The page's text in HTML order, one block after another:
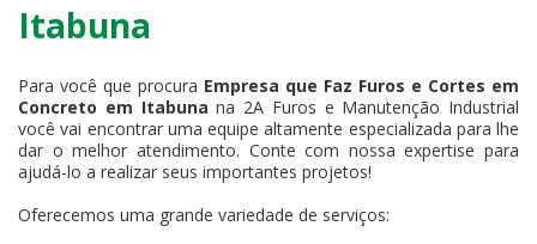
Itabuna
Para você que procura Empresa que Faz Furos e Cortes em
Concreto em Itabuna na 2A Furos e Manutenção Industrial
você vai encontrar uma equipe altamente especializada para lhe
dar o melhor atendimento. Conte com nossa expertise para
ajudá-lo a realizar seus importantes projetos!
Oferecemos uma grande variedade de serviços: